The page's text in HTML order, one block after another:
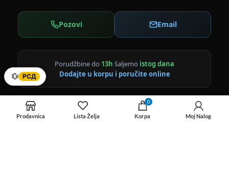
Pozovi Email
Porudžbine do 13h šaljemo istog dana
Dodajte u korpu i poručite online
🌍Šaljemo i u inostranstvo:
Prodavnica Lista Želja
0
Korpa Moj Nalog
💱 РСД